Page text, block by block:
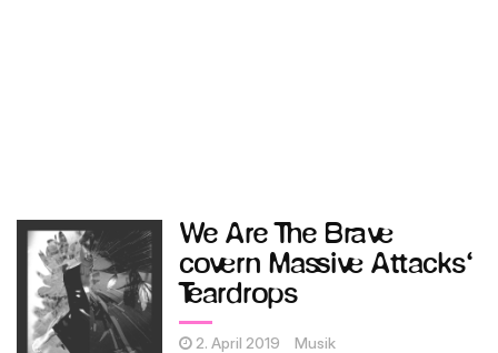
We Are The Brave
covern Massive Attacks‘
Teardrops
2. April 2019 Musik